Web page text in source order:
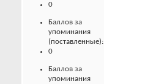
0
Баллов за
упоминания
(поставленные):
0
Баллов за
упоминания